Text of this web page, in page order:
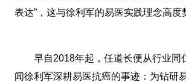
表达”，这与徐利军的易医实践理念高度
早自2018年起，任道长便从行业同
闻徐利军深耕易医抗癌的事迹：为钻研